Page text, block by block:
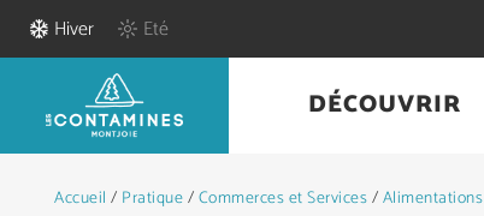
Hiver Eté
DÉCOUVRIR
Accueil / Pratique/Commerces et Services/Alimentations